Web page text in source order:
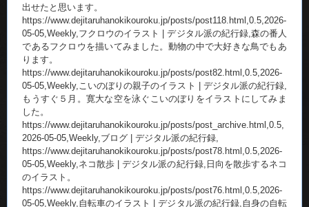
出せたと思います。
https://www.dejitaruhanokikouroku.jp/posts/post118.html,0.5,2026-
05-05,Weekly,フクロウのイラスト | デジタル派の紀行録,森の番人
であるフクロウを描いてみました。動物の中で大好きな鳥でもあ
ります。
https://www.dejitaruhanokikouroku.jp/posts/post82.html,0.5,2026-
05-05,Weekly,こいのぼりの親子のイラスト | デジタル派の紀行録,
もうすぐ５月。寛大な空を泳ぐこいのぼりをイラストにしてみま
した。
https://www.dejitaruhanokikouroku.jp/posts/post_archive.html,0.5,
2026-05-05,Weekly,ブログ | デジタル派の紀行録,
https://www.dejitaruhanokikouroku.jp/posts/post78.html,0.5,2026-
05-05,Weekly,ネコ散歩 | デジタル派の紀行録,日向を散歩するネコ
のイラスト。
https://www.dejitaruhanokikouroku.jp/posts/post76.html,0.5,2026-
05-05,Weekly,自転車のイラスト | デジタル派の紀行録,自身の自転